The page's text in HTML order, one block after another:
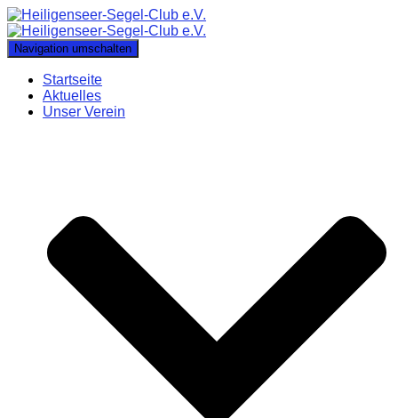
Navigation umschalten
Startseite
Aktuelles
Unser Verein